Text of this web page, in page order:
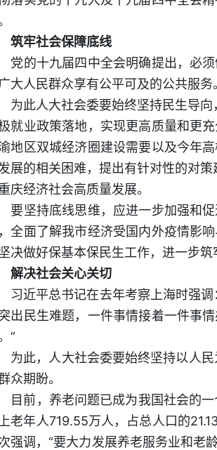
牢社会保障底线
的十九届四中全会明确提出，必须
大人民群众享有公平可及的公共服
此人大社会委要始终坚持民生导向
就业政策落地，实现更高质量和更
地区双城经济圈建设需要以及今年
展的相关困难，提出有针对性的对
庆经济社会高质量发展。
坚持底线思维，应进一步加强和促
全面了解我市经济受国内外疫情影
决做好保基本保民生工作，进一步
解决社会关心关切
近平总书记在去年考察上海时强调
出民生难题，一件事情接着一件事
”
此，人大社会委要始终坚持以人民
众期盼。
前，养老问题已成为我国社会的一
老年人719.55万人，占总人口的
强调，“要大力发展养老服务业和老